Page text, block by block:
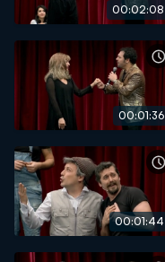
00:02:08
00:01:36
00:01:44